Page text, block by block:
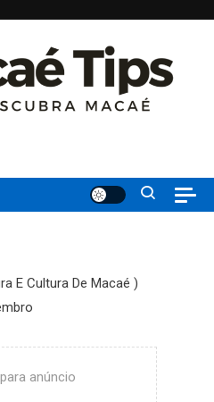
do Atlântico
E Cultura De Macaé )
anúncio